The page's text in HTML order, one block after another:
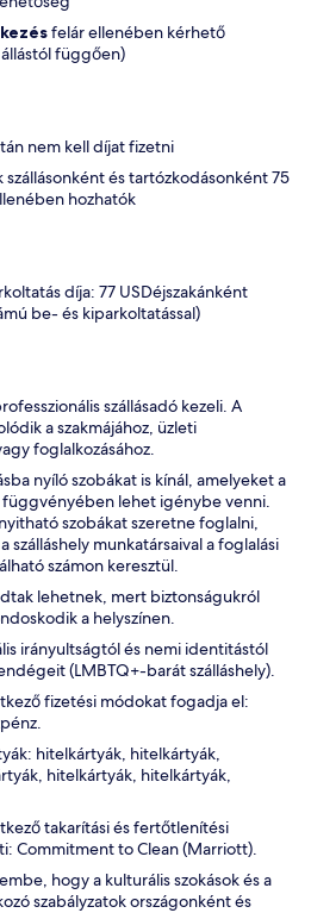
felár ellenében kérhető
függően)
nem kell díjat fizetni
szállásonként és tartózkodásonként 75
hozhatók
díja: 77 USDéjszakánként
be- és kiparkoltatással)
szállásadó kezeli. A
a szakmájához, üzleti
foglalkozásához.
nyíló szobákat is kínál, amelyeket a
függvényében lehet igénybe venni.
szobákat szeretne foglalni,
szálláshely munkatársaival a foglalási
számon keresztül.
lehetnek, mert biztonságukról
a helyszínen.
irányultságtól és nemi identitástól
(LMBTQ+-barát szálláshely).
fizetési módokat fogadja el:
hitelkártyák, hitelkártyák,
hitelkártyák, hitelkártyák,
takarítási és fertőtlenítési
Commitment to Clean (Marriott).
hogy a kulturális szokások és a
szabályzatok országonként és